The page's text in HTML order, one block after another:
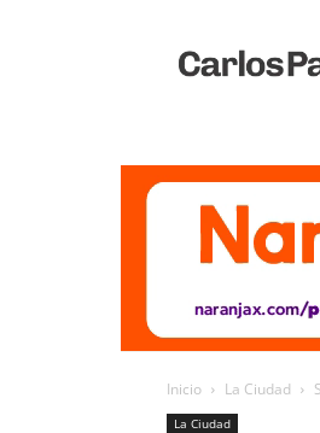
Vivo
Inicio La Ciudad
La Ciudad